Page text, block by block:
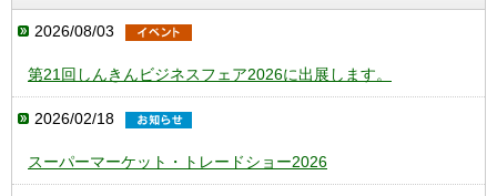
2026/08/03
第21回しんきんビジネスフェア2026に出展します。
2026/02/18
スーパーマーケット・トレードショー2026